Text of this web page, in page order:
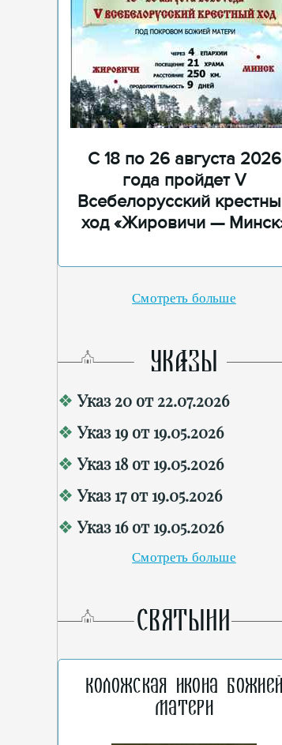
С 18 по 26 августа 2026
года пройдет V
Всебелорусский
ход «Жировичи —
Смотреть больше
УКАЗЫ
Указ 20 от 22.07.2026
Указ 19 от 19.05.2026
Указ 18 от 19.05.2026
Указ 17 от 19.05.2026
Указ 16 от 19.05.2026
Смотреть больше
СВЯТЫНИ
Коложская икона
Матери